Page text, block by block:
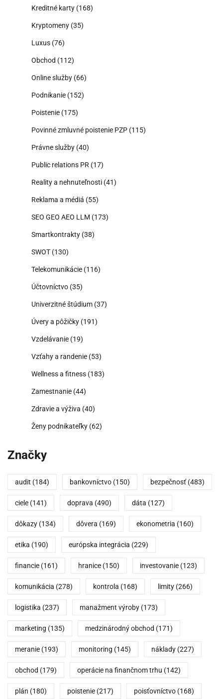
Kreditné karty (168)
Kryptomeny (35)
Luxus (76)
Obchod (112)
Online služby (66)
Podnikanie (152)
Poistenie (175)
Povinné zmluvné poistenie PZP (115)
Právne služby (40)
Public relations PR (17)
Reality a nehnuteľnosti (41)
Reklama a médiá (55)
SEO GEO AEO LLM (173)
Smartkontrakty (38)
SWOT (130)
Telekomunikácie (116)
Účtovníctvo (35)
Univerzitné štúdium (37)
Úvery a pôžičky (191)
Vzdelávanie (19)
Vzťahy a randenie (53)
Wellness a fitness (183)
Zamestnanie (44)
Zdravie a výživa (40)
Ženy podnikateľky (62)
Značky
audit (184) bankovníctvo (150) bezpečnosť (483)
ciele (141) doprava (490) dáta (127)
dôkazy (134) dôvera (169) ekonometria (160)
etika (190) európska integrácia (229)
financie (161) hranice (150) investovanie (123)
komunikácia (278) kontrola (168) limity (266)
logistika (237) manažment výroby (173)
marketing (135) medzinárodný obchod (171)
meranie (193) monitoring (145) náklady (227)
obchod (179) operácie na finančnom trhu (142)
plán (180) poistenie (217) poisťovníctvo (168)